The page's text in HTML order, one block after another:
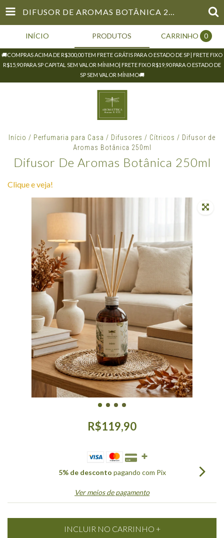
DIFUSOR DE AROMAS BOTÂNICA 250ML
INÍCIO PRODUTOS CARRINHO 0
🚚COMPRAS ACIMA DE R$300,00 TEM FRETE GRÁTIS PARA O ESTADO DE SP | FRETE FIXO
R$15,90 PARA SP CAPITAL SEM VALOR MÍNIMO| FRETE FIXO R$19,90 PARA O ESTADO DE
SP SEM VALOR MÍNIMO🚚
Início / Perfumaria para Casa / Difusores / Cítricos / Difusor de
Aromas Botânica 250ml
Difusor De Aromas Botânica 250ml
Clique e veja!
R$119,90
5% de desconto pagando com Pix
Ver meios de pagamento